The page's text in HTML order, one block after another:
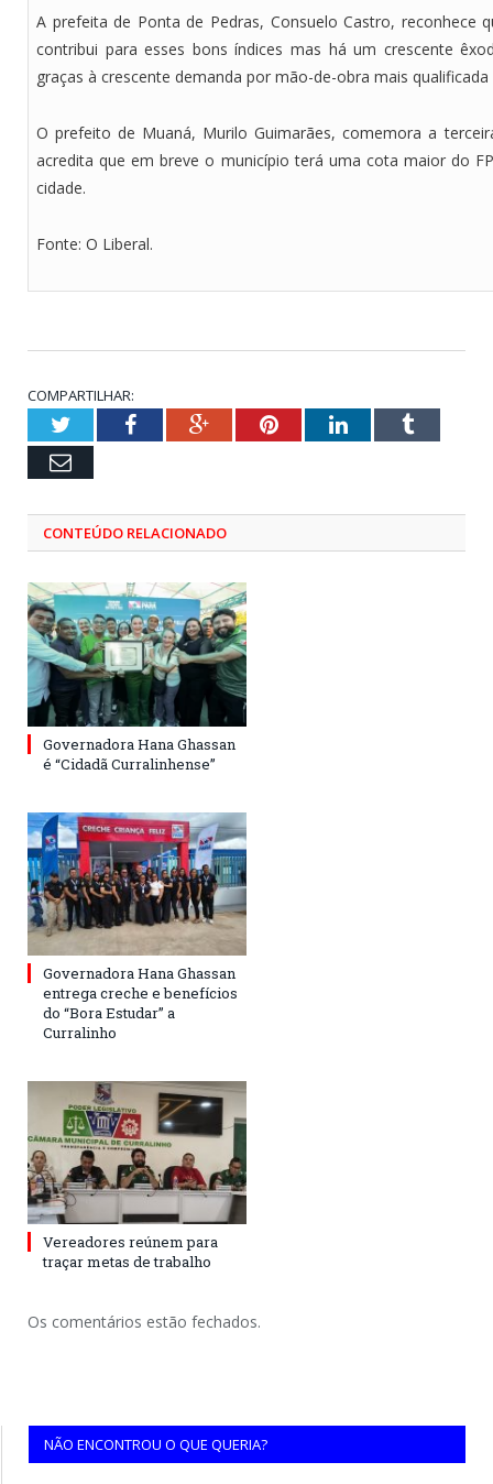
A prefeita de Ponta de Pedras, Consuelo Castro, reconhece
contribui para esses bons índices mas há um crescente
graças à crescente demanda por mão-de-obra mais
O prefeito de Muaná, Murilo Guimarães, comemora a
acredita que em breve o município terá uma cota maior do
cidade.
Fonte: O Liberal.
COMPARTILHAR:
TwitterFacebookGoogle+PinterestLinkedInTumblr
Email
CONTEÚDO RELACIONADO
Governadora Hana Ghassan
é “Cidadã Curralinhense”
Governadora Hana Ghassan
entrega creche e benefícios
do “Bora Estudar” a
Curralinho
Vereadores reúnem para
traçar metas de trabalho
Os comentários estão fechados.
NÃO ENCONTROU O QUE QUERIA?